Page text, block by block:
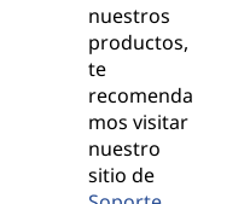
nuestros
productos,
te
recomenda
mos visitar
nuestro
sitio de